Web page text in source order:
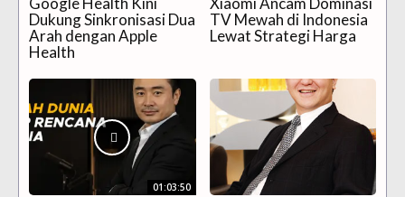
Dukung Sinkronisasi Dua
Arah dengan Apple
Health
TV Mewah di Indonesia
Lewat Strategi Harga
01:03:50